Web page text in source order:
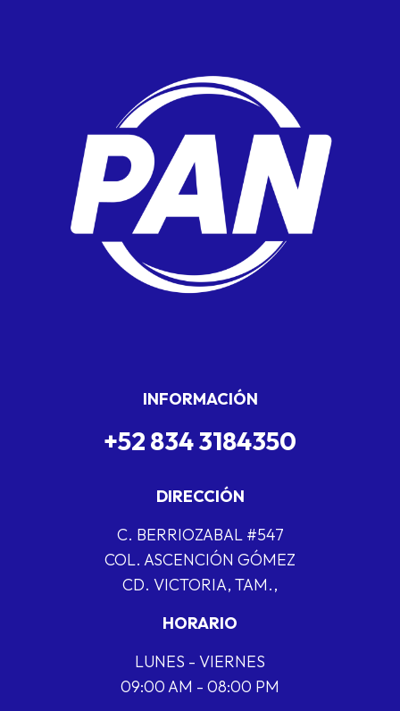
INFORMACIÓN
+52 834 3184350
DIRECCIÓN
C. BERRIOZABAL #547
COL. ASCENCIÓN GÓMEZ
CD. VICTORIA, TAM.,
HORARIO
LUNES - VIERNES
09:00 AM - 08:00 PM